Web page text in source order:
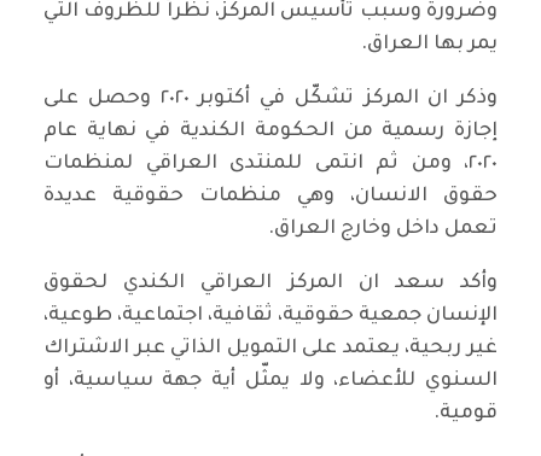
وضرورة وسبب تأسيس المركز، نظراً للظروف التي
يمر بها العراق.
وذكر ان المركز تشكّل في أكتوبر ٢٠٢٠ وحصل على
إجازة رسمية من الحكومة الكندية في نهاية عام
٢٠٢٠، ومن ثم انتمى للمنتدى العراقي لمنظمات
حقوق الانسان، وهي منظمات حقوقية عديدة
تعمل داخل وخارج العراق.
وأكد سعد ان المركز العراقي الكندي لحقوق
الإنسان جمعية حقوقية، ثقافية، اجتماعية، طوعية،
غير ربحية، يعتمد على التمويل الذاتي عبر الاشتراك
السنوي للأعضاء، ولا يمثّل أية جهة سياسية، أو
قومية.